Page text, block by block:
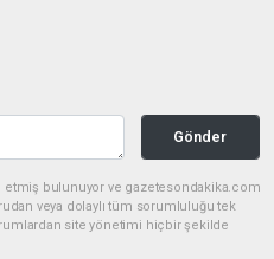
Gönder
etmiş bulunuyor ve gazetesondakika.com
veya dolaylı tüm sorumluluğu tek
site yönetimi hiçbir şekilde